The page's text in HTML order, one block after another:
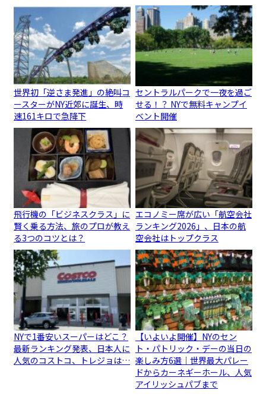
世界初「逆さま発進」の絶叫コ
ースターがNY近郊に誕生、時
速161キロで急降下
セントラルパークで一夜を過ご
せる！？ NYで無料キャンプイ
ベント開催
飛行機の「ビジネスクラス」に
賢く乗る方法、旅のプロが教え
る3つのコツとは？
エコノミー席が広い「航空会社
ランキング2026」、日本の航
空会社はトップクラス
NYで1番安いスーパーはどこ？
最新ランキング発表、日本人に
人気のコストコ、トレジョは…
【いよいよ開催】NYのセン
ト・パトリック・デーの当日の
楽しみ方6選｜世界最大パレー
ドからカーネギーホール、人気
アイリッシュパブまで